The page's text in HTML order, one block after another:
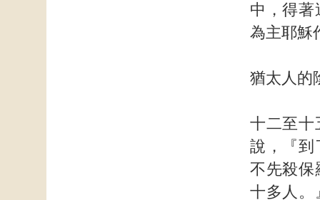
中，得著
為主耶穌
猶太人的
十二至十
說，『到
不先殺保
十多人。